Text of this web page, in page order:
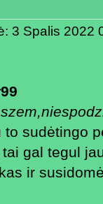
3 Spalis 2022
to sudėtingo
gal tegul
ir